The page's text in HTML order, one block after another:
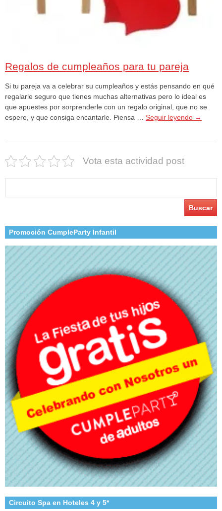
Regalos de cumpleaños para tu pareja
Si tu pareja va a celebrar su cumpleaños y estás pensando en qué
regalarle seguro que tienes muchas alternativas pero lo ideal es
que apuestes por sorprenderle con un regalo original, que no se
espere, y que consiga encantarle. Piensa … Seguir leyendo →
Vota esta actividad post
Promoción CumpleParty Infantil
Circuito Spa en Hoteles 4 y 5*